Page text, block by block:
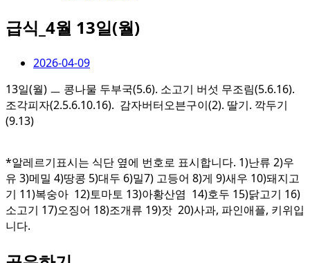
급식_4월 13일(월)
2026-04-09
13일(월) ㅡ 콩나물 두부국(5.6). 소고기 버섯 무조림(5.6.16).
조각피자(2.5.6.10.16). 감자버터오븐구이(2). 딸기. 깍두기
(9.13)
*알레르기표시는 식단 옆에 번호로 표시합니다. 1)난류 2)우
유 3)메밀 4)땅콩 5)대두 6)밀7) 고등어 8)게 9)새우 10)돼지고
기 11)복숭아 12)토마토 13)아황산염 14)호두 15)닭고기 16)
소고기 17)오징어 18)조개류 19)잣 20)사과, 파인애플, 키위입
니다.